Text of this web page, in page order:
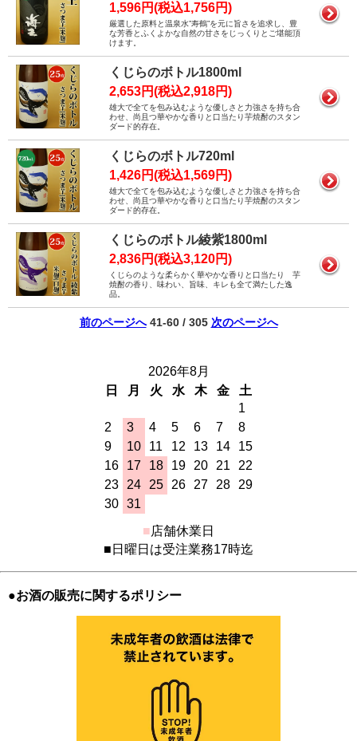
1,596円(税込1,756円)
厳選した原料と温泉水”寿鶴”を元に旨さを追求し、豊
な芳香とふくよかな自然の甘さをじっくりとご堪能頂
けます。
くじらのボトル1800ml
2,653円(税込2,918円)
雄大で全てを包み込むような優しさと力強さを持ち合
わせ、尚且つ華やかな香りと口当たり芋焼酎のスタン
ダード的存在。
くじらのボトル720ml
1,426円(税込1,569円)
雄大で全てを包み込むような優しさと力強さを持ち合
わせ、尚且つ華やかな香りと口当たり芋焼酎のスタン
ダード的存在。
くじらのボトル綾紫1800ml
2,836円(税込3,120円)
くじらのような柔らかく華やかな香りと口当たり 芋
焼酎の香り、味わい、旨味、キレも全て満たした逸
品。
前のページへ41-60 / 305 次のページへ
2026年8月
日
月 火 水 木 金
土
1
2
3 4 5 6 7
8
9
10 11 12 13 14
15
16
17 18 19 20 21 22
23 24 25 26 27 28 29
30 31
■店舗休業日
■日曜日は受注業務17時迄
●お酒の販売に関するポリシー